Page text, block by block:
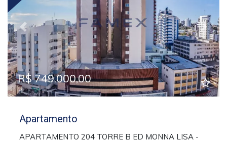
Previous Next
R$ 749.000,00
Apartamento
APARTAMENTO 204 TORRE B ED MONNA LISA -